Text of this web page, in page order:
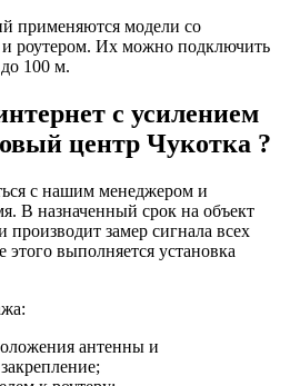
применяются модели со
роутером. Их можно подключить
100 м.
с усилением
центр Чукотка ?
с нашим менеджером и
В назначенный срок на объект
производит замер сигнала всех
выполняется установка
антенны и